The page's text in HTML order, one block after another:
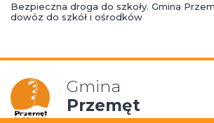
Bezpieczna droga do szkoły. Gmina
dowóz do szkół i ośrodków
Gmina
Przemęt